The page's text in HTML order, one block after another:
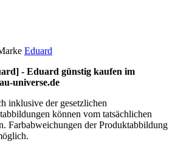
Eduard
- Eduard günstig kaufen im
universe.de
inklusive der gesetzlichen
können vom tatsächlichen
Farbabweichungen der Produktabbildung